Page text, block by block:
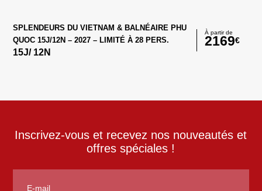
SPLENDEURS DU VIETNAM & BALNÉAIRE PHU
QUOC 15J/12N – 2027 – LIMITÉ À 28 PERS.
15J/ 12N
À partir de
2169€
Inscrivez-vous et recevez nos nouveautés et
offres spéciales !